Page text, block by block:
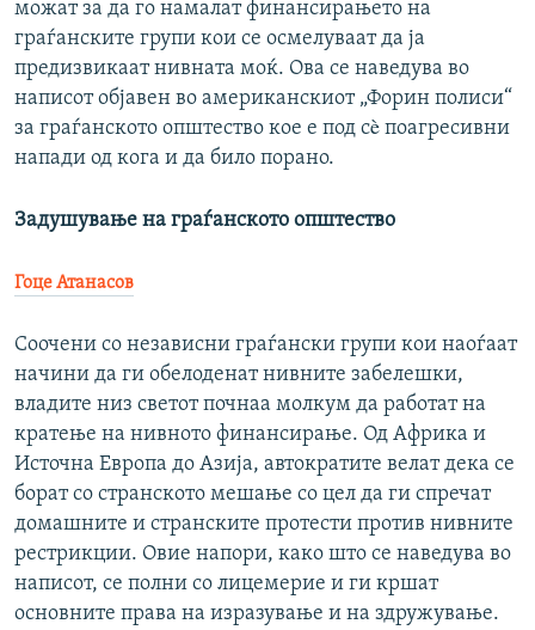
можат за да го намалат финансирањето на
граѓанските групи кои се осмелуваат да ја
предизвикаат нивната моќ. Ова се наведува во
написот објавен во американскиот „Форин полиси“
за граѓанското општество кое е под сè поагресивни
напади од кога и да било порано.
Задушување на граѓанското општество
Гоце Атанасов
Соочени со независни граѓански групи кои наоѓаат
начини да ги обелоденат нивните забелешки,
владите низ светот почнаа молкум да работат на
кратење на нивното финансирање. Од Африка и
Источна Европа до Азија, автократите велат дека се
борат со странското мешање со цел да ги спречат
домашните и странските протести против нивните
рестрикции. Овие напори, како што се наведува во
написот, се полни со лицемерие и ги кршат
основните права на изразување и на здружување.